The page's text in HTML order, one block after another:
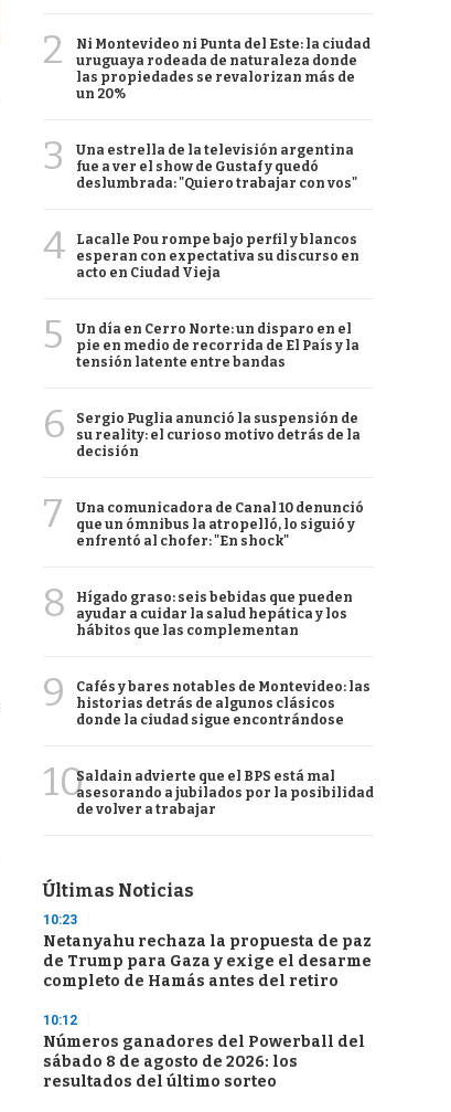
2
Ni Montevideo ni Punta del Este: la ciudad
uruguaya rodeada de naturaleza donde
las propiedades se revalorizan más de
un 20%
3
Una estrella de la televisión argentina
fue a ver el show de Gustaf y quedó
deslumbrada: "Quiero trabajar con vos"
4
Lacalle Pou rompe bajo perfil y blancos
esperan con expectativa su discurso en
acto en Ciudad Vieja
5
Un día en Cerro Norte: un disparo en el
pie en medio de recorrida de El País y la
tensión latente entre bandas
6
Sergio Puglia anunció la suspensión de
su reality: el curioso motivo detrás de la
decisión
7
Una comunicadora de Canal 10 denunció
que un ómnibus la atropelló, lo siguió y
enfrentó al chofer: "En shock"
8
Hígado graso: seis bebidas que pueden
ayudar a cuidar la salud hepática y los
hábitos que las complementan
9
Cafés y bares notables de Montevideo: las
historias detrás de algunos clásicos
donde la ciudad sigue encontrándose
10Saldain advierte que el BPS está mal
asesorando a jubilados por la posibilidad
de volver a trabajar
Últimas Noticias
10:23
Netanyahu rechaza la propuesta de paz
de Trump para Gaza y exige el desarme
completo de Hamás antes del retiro
10:12
Números ganadores del Powerball del
sábado 8 de agosto de 2026: los
resultados del último sorteo